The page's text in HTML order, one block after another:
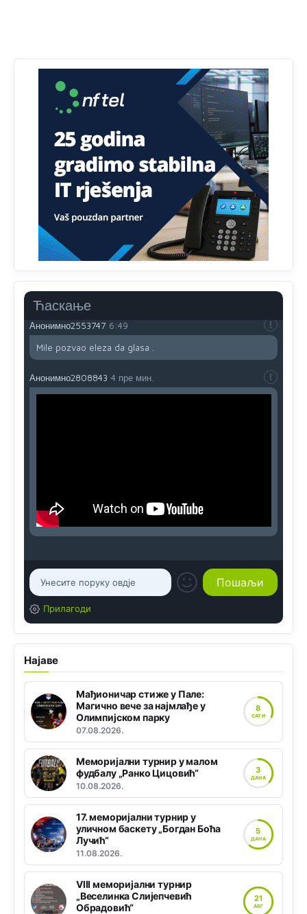
Ћаскање
Kosovo-kome će se vratiti? Gdje je dobrodošla i koga
da brani? A imamo vojsku Kosova kojoj želimo svako
dobro i da se što bolje opreme
Анонимно2808202
i mi tebi želimo dug život i tešku bolest
Анонимно2808216 јуче 1:42
Akò se prevede...manji umro nego sto se rodio.
Анонимно2806721 јуче 2:27
Kuniocu ide q u guz...
Анонимно2808843 јуче 6:20
Анонимно2553747 6:49
Mile pozvao eleza da glasa .
Анонимно2808843 4 пре мин.
Прилагоди
Најаве
Мађионичар стиже у Пале:
Магично вече за најмлађе у
Олимпијском парку
07.08.2026.
8
САТИ
Меморијални турнир у малом
фудбалу „Ранко Цицовић“
10.08.2026.
3
ДАНА
17. меморијални турнир у
уличном баскету „Богдан Боћа
Лучић“
11.08.2026.
5
ДАНА
VIII меморијални турнир
„Веселинка Слијепчевић
Обрадовић“
21
АВГ